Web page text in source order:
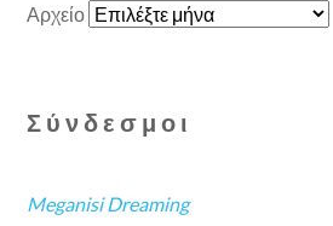
Αρχείο
Σύνδεσμοι
Meganisi Dreaming